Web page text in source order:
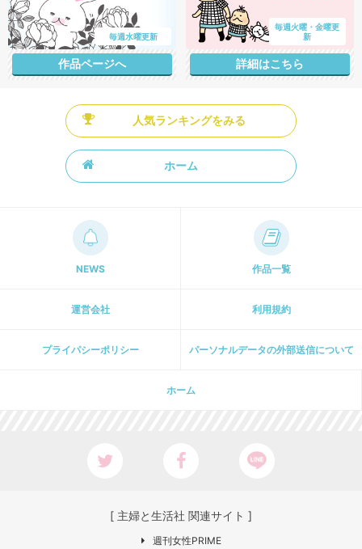
毎週水曜更新
作品ページへ
毎週火曜・金曜更
新
詳細はこちら
人気ランキングをみる
ホーム
NEWS 作品一覧
運営会社 利用規約
プライパシーポリシー パーソナルデータの外部送信について
ホーム
[ 主婦と生活社 関連サイト ]
週刊女性PRIME